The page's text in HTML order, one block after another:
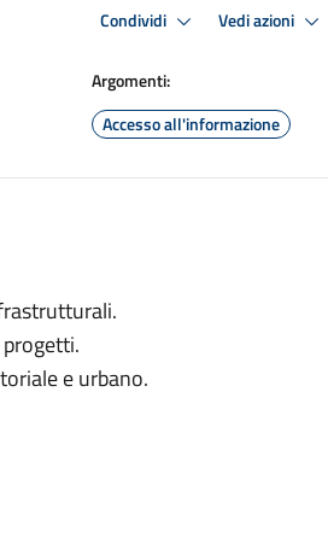
Condividi Vedi azioni
Argomenti:
Accesso all'informazione
e urbano.